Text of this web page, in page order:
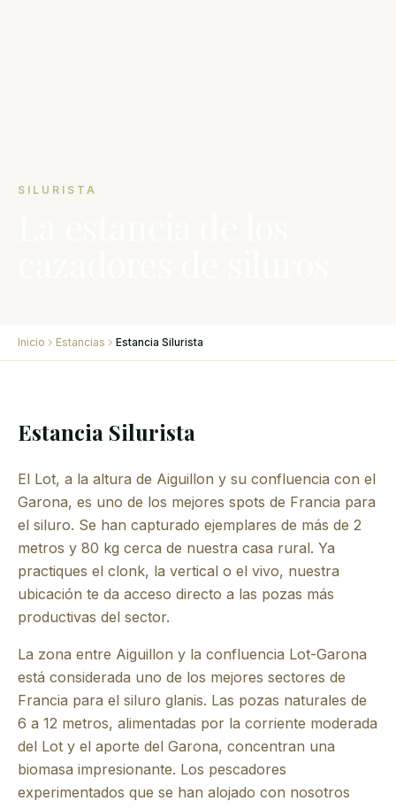
SILURISTA
Inicio Estancias Estancia Silurista
Estancia Silurista
El Lot, a la altura de Aiguillon y su confluencia con el
Garona, es uno de los mejores spots de Francia para
el siluro. Se han capturado ejemplares de más de 2
metros y 80 kg cerca de nuestra casa rural. Ya
practiques el clonk, la vertical o el vivo, nuestra
ubicación te da acceso directo a las pozas más
productivas del sector.
La zona entre Aiguillon y la confluencia Lot-Garona
está considerada uno de los mejores sectores de
Francia para el siluro glanis. Las pozas naturales de
6 a 12 metros, alimentadas por la corriente moderada
del Lot y el aporte del Garona, concentran una
biomasa impresionante. Los pescadores
experimentados que se han alojado con nosotros